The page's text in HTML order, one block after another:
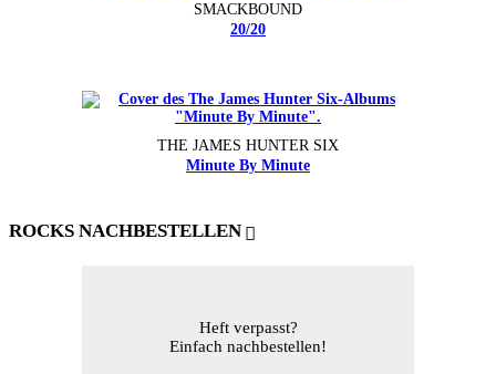
SMACKBOUND
20/20
THE JAMES HUNTER SIX
Minute By Minute
ROCKS NACHBESTELLEN
Heft verpasst?
Einfach nachbestellen!